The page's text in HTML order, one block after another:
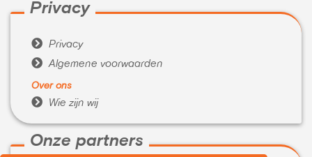
Privacy
 Privacy
 Algemene voorwaarden
Over ons
 Wie zijn wij
Onze partners